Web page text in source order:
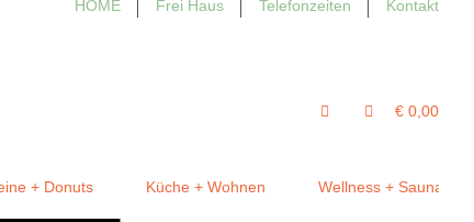
HOME Frei Haus Telefonzeiten Kontakt
€ 0,00
+ Donuts Küche + Wohnen Wellness + Sauna